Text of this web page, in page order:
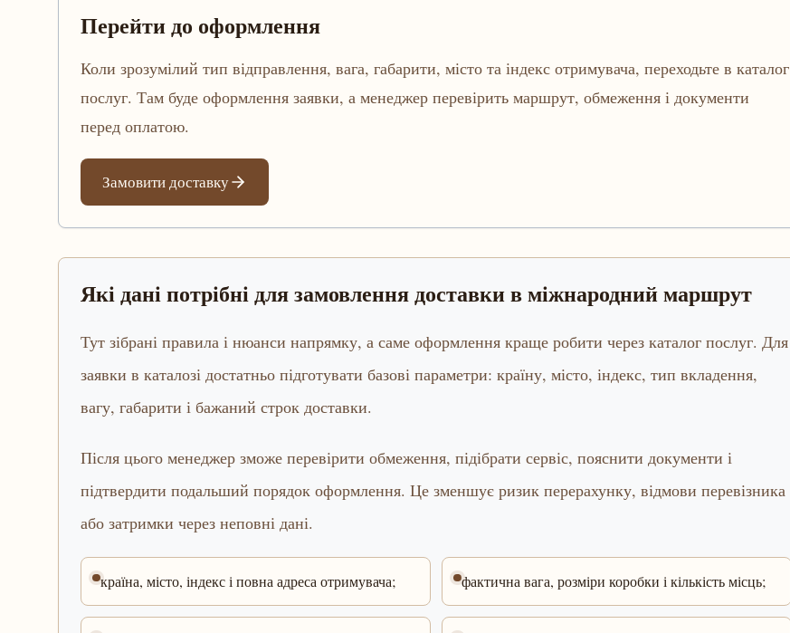
Перейти до оформлення
Коли зрозумілий тип відправлення, вага, габарити, місто та індекс отримувача, переходьте в каталог
послуг. Там буде оформлення заявки, а менеджер перевірить маршрут, обмеження і документи
перед оплатою.
Замовити доставку
Які дані потрібні для замовлення доставки в міжнародний маршрут
Тут зібрані правила і нюанси напрямку, а саме оформлення краще робити через каталог послуг. Для
заявки в каталозі достатньо підготувати базові параметри: країну, місто, індекс, тип вкладення,
вагу, габарити і бажаний строк доставки.
Після цього менеджер зможе перевірити обмеження, підібрати сервіс, пояснити документи і
підтвердити подальший порядок оформлення. Це зменшує ризик перерахунку, відмови перевізника
або затримки через неповні дані.
країна, місто, індекс і повна адреса отримувача; фактична вага, розміри коробки і кількість місць;